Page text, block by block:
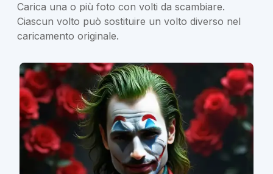
Carica una o più foto con volti da scambiare.
Ciascun volto può sostituire un volto diverso nel
caricamento originale.